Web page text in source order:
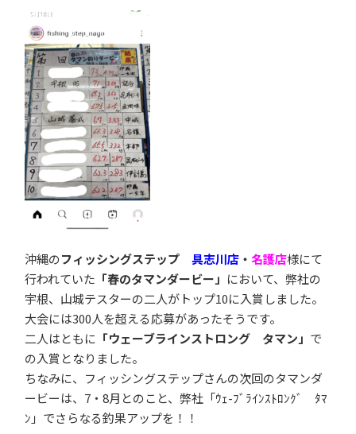
沖縄のフィッシングステップ具志川店 ・名護店様にて
行われていた 「春のタマンダービー」 において、弊社の
宇根、山城テスターの二人がトップ10に入賞しました。
大会には300人を超える応募があったそうです。
二人はともに 「ウェーブラインストロング タマン」 で
の入賞となりました。
ちなみに、フィッシングステップさんの次回のタマンダ
ービーは、7・8月とのこと、弊社「ｳｪ-ﾌﾞﾗｲﾝｽﾄﾛﾝｸﾞ ﾀﾏ
ﾝ」でさらなる釣果アップを！！